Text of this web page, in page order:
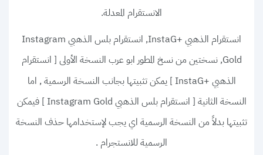
الانستقرام المعدلة.
انستقرام الذهبي +InstaG
,
انستقرام بلس الذهبي Instagram
Gold, نسختين من نسخ المطور ابو عرب النسخة الأولى [ انستقرام
الذهبي +InstaG
] يمكن تثبيتها بجانب النسخة الرسمية , اما
النسخة الثانية [ انستقرام بلس الذهبي Instagram Gold
] فيمكن
تثبيتها بدلاً من النسخة الرسمية اي يجب لإستخدامها حذف النسخة
الرسمية للانستجرام .